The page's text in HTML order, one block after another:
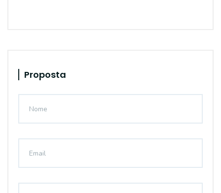
Proposta